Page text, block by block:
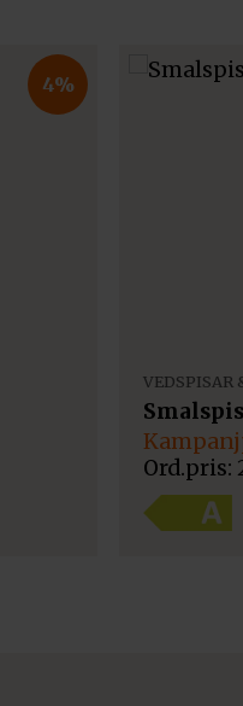
4%
VEDSPISAR
Det
priset
var:
29
Det
priset
är:
27